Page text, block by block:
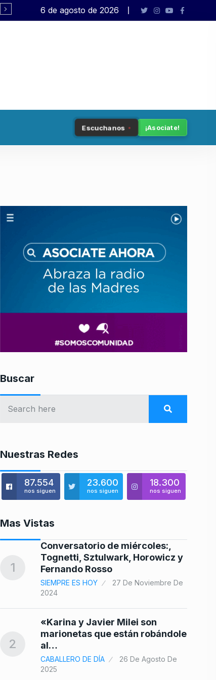
Tenemos patria
6 de agosto de 2026
Escuchanos ¡Asociate!
Buscar
Nuestras Redes
87.554
nos siguen
23.600
nos siguen
18.300
nos siguen
Mas Vistas
1
Conversatorio de miércoles:,
Tognetti, Sztulwark, Horowicz y
Fernando Rosso
SIEMPRE ES HOY
27 De Noviembre De
2024
2
«Karina y Javier Milei son
marionetas que están robándole
al…
CABALLERO DE DÍA
26 De Agosto De
2025